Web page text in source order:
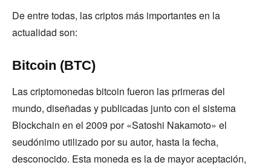
De entre todas, las criptos más importantes en la
actualidad son:
Bitcoin (BTC)
Las criptomonedas bitcoin fueron las primeras del
mundo, diseñadas y publicadas junto con el sistema
Blockchain en el 2009 por «Satoshi Nakamoto» el
seudónimo utilizado por su autor, hasta la fecha,
desconocido. Esta moneda es la de mayor aceptación,